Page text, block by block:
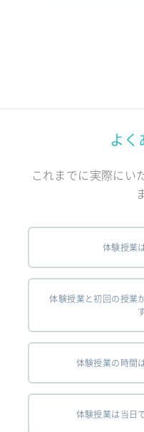
よく
これまでに実際にい
体験授業
体験授業と初回の授業
体験授業の時間
体験授業は当日